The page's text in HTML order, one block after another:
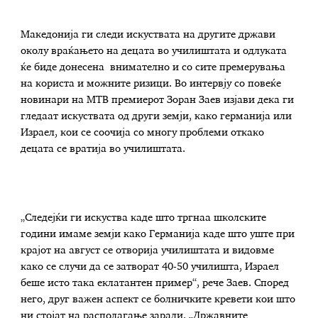
Македонија ги следи искуствата на другите држави
околу враќањето на децата во училиштата и одлуката
ќе биде донесена внимателно и со сите премерувања
на користа и можните ризици. Во интервју со повеќе
новинари на МТВ премиерот Зоран Заев изјави дека ги
гледаат искуствата од други земји, како германија или
Израел, кои се соочија со многу проблеми откако
децата се вратија во училиштата.
„Следејќи ги искуства каде што тргнаа школските
години имаме земји како Германија каде што уште при
крајот на август се отворија училиштата и видовме
како се случи да се затворат 40-50 училишта, Израел
беше исто така еклатантен пример“, рече Заев. Според
него, друг важен аспект се болничките кревети кои што